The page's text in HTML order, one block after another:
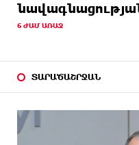
6 ԺԱՄ ԱՌԱՋ
ՏԱՐԱԾԱՇՐՋԱՆ